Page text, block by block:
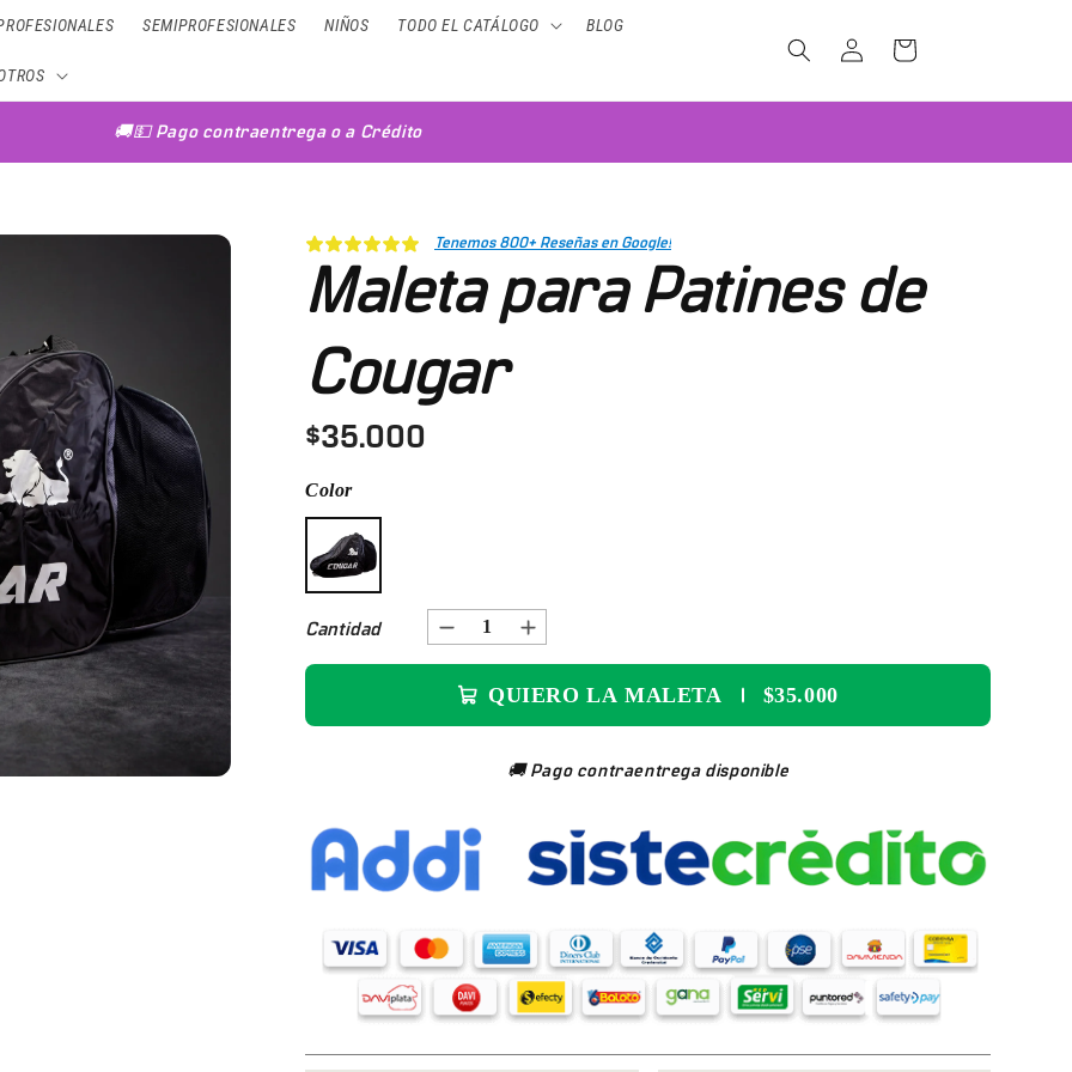
SEMIPROFESIONALES NIÑOS TODO EL CATÁLOGO BLOG
sesión
Carrito
🚚💵 Pago contraentrega o a Crédito
Tenemos 800+ Reseñas en Google!
Maleta para Patines de
Cougar
$35.000
Color
Negro
Cantidad
QUIERO LA MALETA $35.000
🚚 Pago contraentrega disponible